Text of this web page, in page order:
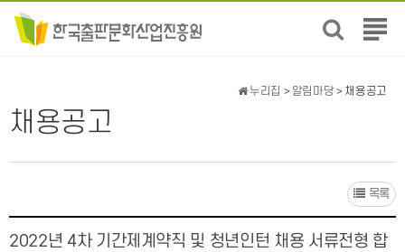
전
뉴
채용공고
누리집 > 알림마당 > 채용공고
목록
2022년 4차 기간제계약직 및 청년인턴 채용 서류전형 합